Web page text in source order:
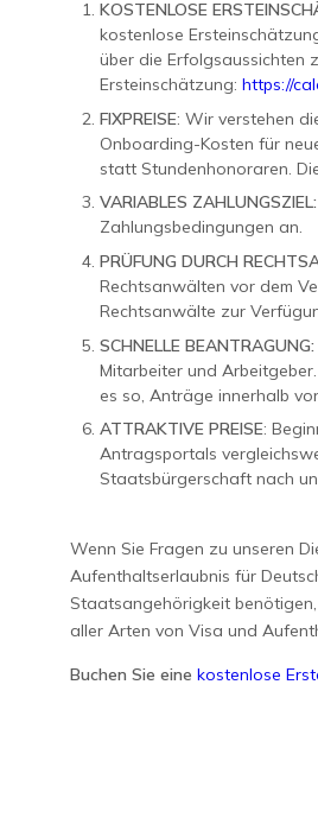
KOSTENLOSE
kostenlose
über die Erfolgsaussichten
Ersteinschätzung: https://
FIXPREISE: Wir verstehen
Onboarding-Kosten für
statt Stundenhonoraren.
VARIABLES ZAHLUNGSZIEL:
Zahlungsbedingungen an.
PRÜFUNG DURCH
Rechtsanwälten vor dem
Rechtsanwälte zur
SCHNELLE BEANTRAGUNG:
Mitarbeiter und
es so, Anträge innerhalb
ATTRAKTIVE PREISE:
Antragsportals
Staatsbürgerschaft nach
Wenn Sie Fragen zu unseren
Aufenthaltserlaubnis für
Staatsangehörigkeit
aller Arten von Visa und
Buchen Sie eine kostenlose